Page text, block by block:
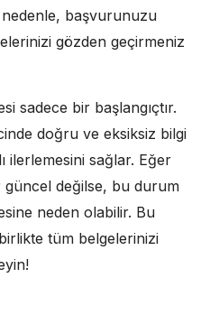
başvurunuzu
gözden geçirmeniz
sadece bir başlangıçtır.
doğru ve eksiksiz bilgi
ilerlemesini sağlar. Eğer
güncel değilse, bu durum
neden olabilir. Bu
tüm belgelerinizi